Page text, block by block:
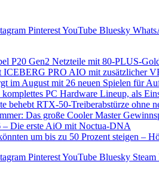
PinterestYouTube Bluesky
P20 Gen2 Netzteile mit 80-PLUS-
ICEBERG PRO AIO mit zusätzlicher
im August mit 26 neuen Spielen für
PC Hardware Lineup, als
behebt RTX-50-Treiberabstürze ohne
Das große Cooler Master
Die erste AiO mit Noctua-DNA
um bis zu 50 Prozent steigen –
PinterestYouTube Bluesky Steam